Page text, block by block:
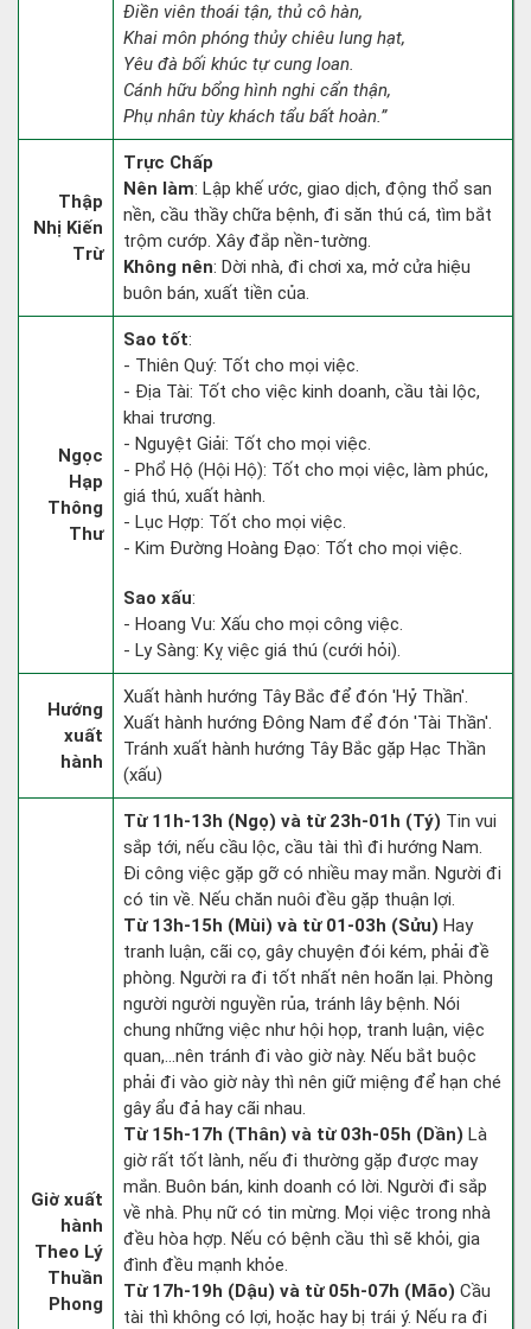
Điền viên thoái tận, thủ cô hàn,
Khai môn phóng thủy chiêu lung hạt,
Yêu đà bối khúc tự cung loan.
Cánh hữu bổng hình nghi cẩn thận,
Phụ nhân tùy khách tẩu bất hoàn.”
Thập
Nhị Kiến
Trừ
Trực Chấp
Nên làm: Lập khế ước, giao dịch, động thổ san
nền, cầu thầy chữa bệnh, đi săn thú cá, tìm bắt
trộm cướp. Xây đắp nền-tường.
Không nên: Dời nhà, đi chơi xa, mở cửa hiệu
buôn bán, xuất tiền của.
Ngọc
Hạp
Thông
Thư
Sao tốt:
- Thiên Quý: Tốt cho mọi việc.
- Địa Tài: Tốt cho việc kinh doanh, cầu tài lộc,
khai trương.
- Nguyệt Giải: Tốt cho mọi việc.
- Phổ Hộ (Hội Hộ): Tốt cho mọi việc, làm phúc,
giá thú, xuất hành.
- Lục Hợp: Tốt cho mọi việc.
- Kim Đường Hoàng Đạo: Tốt cho mọi việc.
Sao xấu:
- Hoang Vu: Xấu cho mọi công việc.
- Ly Sàng: Kỵ việc giá thú (cưới hỏi).
Hướng
xuất
hành
Xuất hành hướng Tây Bắc để đón 'Hỷ Thần'.
Xuất hành hướng Đông Nam để đón 'Tài Thần'.
Tránh xuất hành hướng Tây Bắc gặp Hạc Thần
(xấu)
Giờ xuất
hành
Theo Lý
Thuần
Phong
Từ 11h-13h (Ngọ) và từ 23h-01h (Tý) Tin vui
sắp tới, nếu cầu lộc, cầu tài thì đi hướng Nam.
Đi công việc gặp gỡ có nhiều may mắn. Người đi
có tin về. Nếu chăn nuôi đều gặp thuận lợi.
Từ 13h-15h (Mùi) và từ 01-03h (Sửu) Hay
tranh luận, cãi cọ, gây chuyện đói kém, phải đề
phòng. Người ra đi tốt nhất nên hoãn lại. Phòng
người người nguyền rủa, tránh lây bệnh. Nói
chung những việc như hội họp, tranh luận, việc
quan,…nên tránh đi vào giờ này. Nếu bắt buộc
phải đi vào giờ này thì nên giữ miệng để hạn ché
gây ẩu đả hay cãi nhau.
Từ 15h-17h (Thân) và từ 03h-05h (Dần) Là
giờ rất tốt lành, nếu đi thường gặp được may
mắn. Buôn bán, kinh doanh có lời. Người đi sắp
về nhà. Phụ nữ có tin mừng. Mọi việc trong nhà
đều hòa hợp. Nếu có bệnh cầu thì sẽ khỏi, gia
đình đều mạnh khỏe.
Từ 17h-19h (Dậu) và từ 05h-07h (Mão) Cầu
tài thì không có lợi, hoặc hay bị trái ý. Nếu ra đi